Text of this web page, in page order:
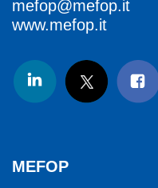
mefop@mefop.it
www.mefop.it
MEFOP